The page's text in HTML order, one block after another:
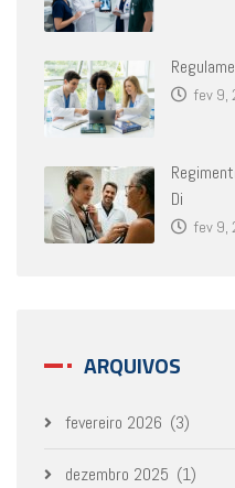
fev 9,
Di
fev 9,
ARQUIVOS
fevereiro 2026 (3)
dezembro 2025 (1)